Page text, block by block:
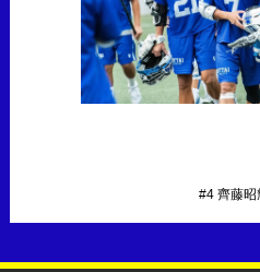
#4 齊藤昭輝